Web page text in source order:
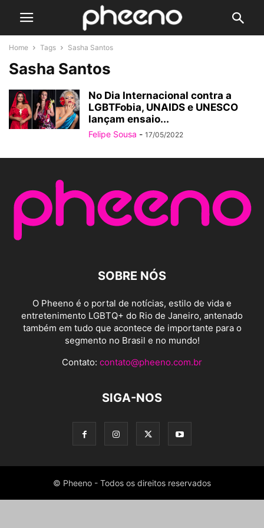
Home Tags Sasha Santos
Sasha Santos
No Dia Internacional contra a
LGBTFobia, UNAIDS e UNESCO
lançam ensaio...
Felipe Sousa - 17/05/2022
SOBRE NÓS
O Pheeno é o portal de notícias, estilo de vida e
entretenimento LGBTQ+ do Rio de Janeiro, antenado
também em tudo que acontece de importante para o
segmento no Brasil e no mundo!
Contato: contato@pheeno.com.br
SIGA-NOS
© Pheeno - Todos os direitos reservados